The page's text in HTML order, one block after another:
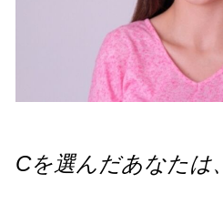
Cを選んだあなたは、